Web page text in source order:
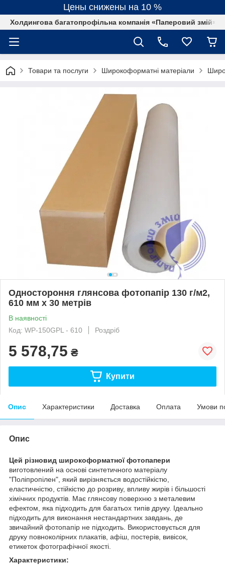
Цены снижены на 10 %
Холдингова багатопрофільна компанія «Паперовий змій»
Товари та послуги Широкоформатні матеріали
Одностороння глянсова фотопапір 130 г/м2,
610 мм х 30 метрів
В наявності
Код: WP-150GPL - 610
Роздріб
5 578,75 ₴
Купити
Опис Характеристики Доставка Оплата Умови
Опис
Цей різновид широкоформатної фотопапери
виготовлений на основі синтетичного матеріалу
"Поліпропілен", який вирізняється водостійкістю,
еластичністю, стійкістю до розриву, впливу жирів і більшості
хімічних продуктів. Має глянсову поверхню з металевим
ефектом, яка підходить для багатьох типів друку. Ідеально
підходить для виконання нестандартних завдань, де
звичайний фотопапір не підходить. Використовується для
друку повноколірних плакатів, афіш, постерів, вивісок,
етикеток фотографічної якості.
Характеристики: